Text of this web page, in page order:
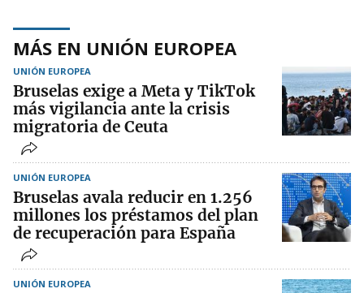
MÁS EN UNIÓN EUROPEA
UNIÓN EUROPEA
Bruselas exige a Meta y TikTok
más vigilancia ante la crisis
migratoria de Ceuta
UNIÓN EUROPEA
Bruselas avala reducir en 1.256
millones los préstamos del plan
de recuperación para España
UNIÓN EUROPEA